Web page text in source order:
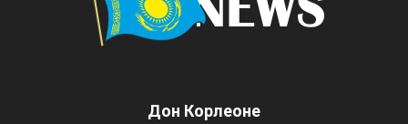
Дон Корлеоне